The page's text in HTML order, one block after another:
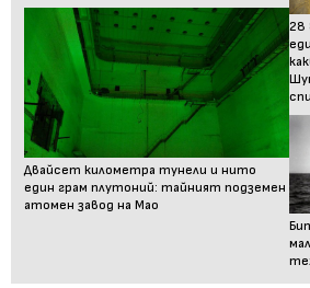
Двайсет километра тунели и нито
един грам плутоний: тайният подземен
атомен завод на Мао
28